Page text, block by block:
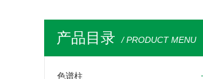
产品目录 / PRODUCT MENU
色谱柱